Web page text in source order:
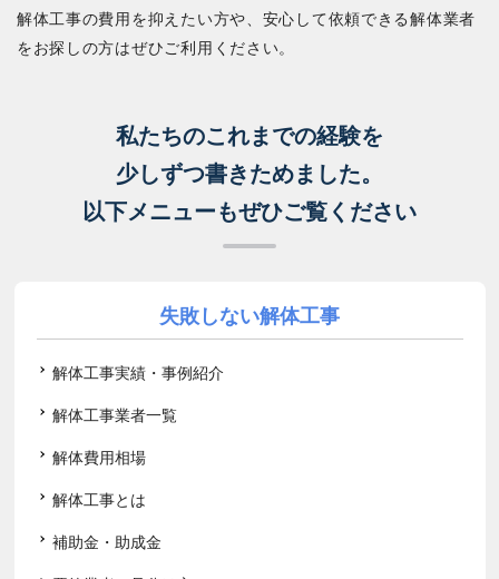
解体工事の費用を抑えたい方や、安心して依頼できる解体業者
をお探しの方はぜひご利用ください。
私たちのこれまでの経験を
少しずつ書きためました。
以下メニューもぜひご覧ください
失敗しない解体工事
解体工事実績・事例紹介
解体工事業者一覧
解体費用相場
解体工事とは
補助金・助成金